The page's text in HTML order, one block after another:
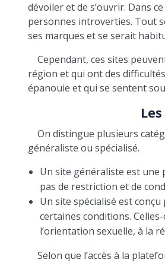
dévoiler et de s’ouvrir. Dans
personnes introverties. Tout
ses marques et se serait
Cependant, ces sites
région et qui ont des
épanouie et qui se sentent
On distingue plusieurs
généraliste ou spécialisé.
Un site généraliste est une
pas de restriction et de
Un site spécialisé est
certaines conditions.
l’orientation sexuelle, à la
Selon que l’accès à la